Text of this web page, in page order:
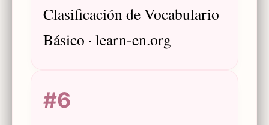
Clasificación de Vocabulario
Básico · learn-en.org
#6